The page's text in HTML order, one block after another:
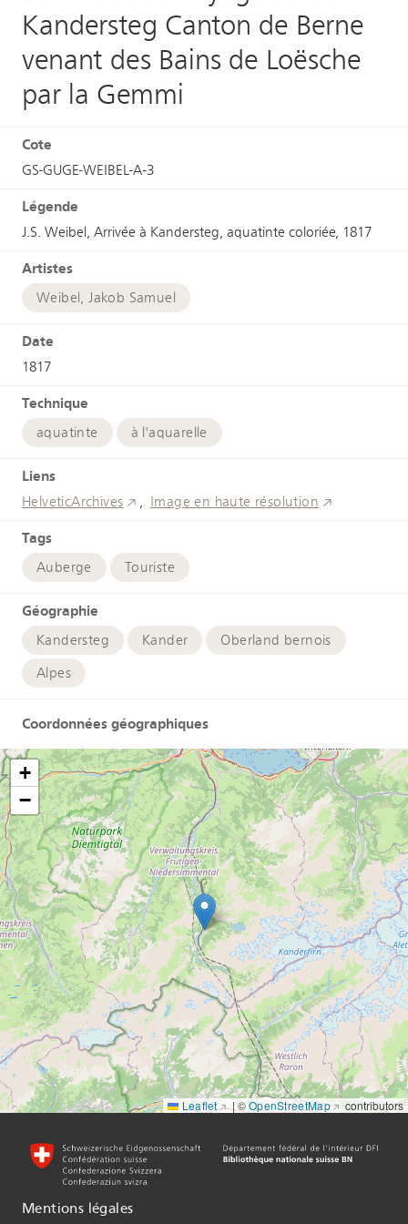
Kandersteg Canton de Berne
venant des Bains de Loësche
par la Gemmi
Cote
GS-GUGE-WEIBEL-A-3
Légende
J.S. Weibel, Arrivée à Kandersteg, aquatinte coloriée, 1817
Artistes
Weibel, Jakob Samuel
Date
1817
Technique
aquatinte à l'aquarelle
Liens
HelveticArchives Image en haute résolution
Tags
Auberge Touriste
Géographie
Kandersteg Kander
Oberland bernois
Alpes
Coordonnées géographiques
+
−
Leaflet | ©OpenStreetMap contributors
Mentions légales